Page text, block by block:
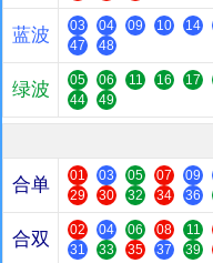
蓝波 03 04 09 10 14
47
48
绿波 05 06 11 16 17
44
49
合单 01 03 05 07 09
29
30 32 34 36
合双 02 04 06 08 11
31
33 35 37 39